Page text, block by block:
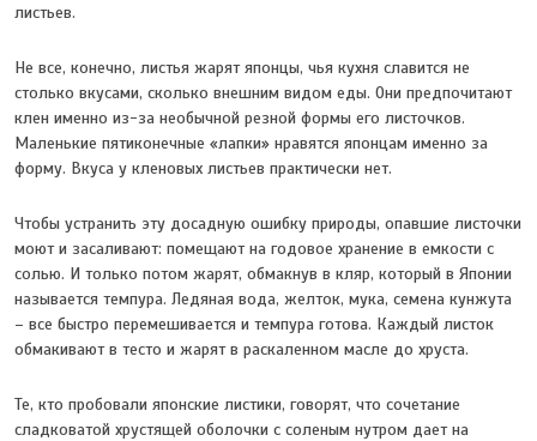
листьев.
Не все, конечно, листья жарят японцы, чья кухня славится не
столько вкусами, сколько внешним видом еды. Они предпочитают
клен именно из-за необычной резной формы его листочков.
Маленькие пятиконечные «лапки» нравятся японцам именно за
форму. Вкуса у кленовых листьев практически нет.
Чтобы устранить эту досадную ошибку природы, опавшие листочки
моют и засаливают: помещают на годовое хранение в емкости с
солью. И только потом жарят, обмакнув в кляр, который в Японии
называется темпура. Ледяная вода, желток, мука, семена кунжута
– все быстро перемешивается и темпура готова. Каждый листок
обмакивают в тесто и жарят в раскаленном масле до хруста.
Те, кто пробовали японские листики, говорят, что сочетание
сладковатой хрустящей оболочки с соленым нутром дает на